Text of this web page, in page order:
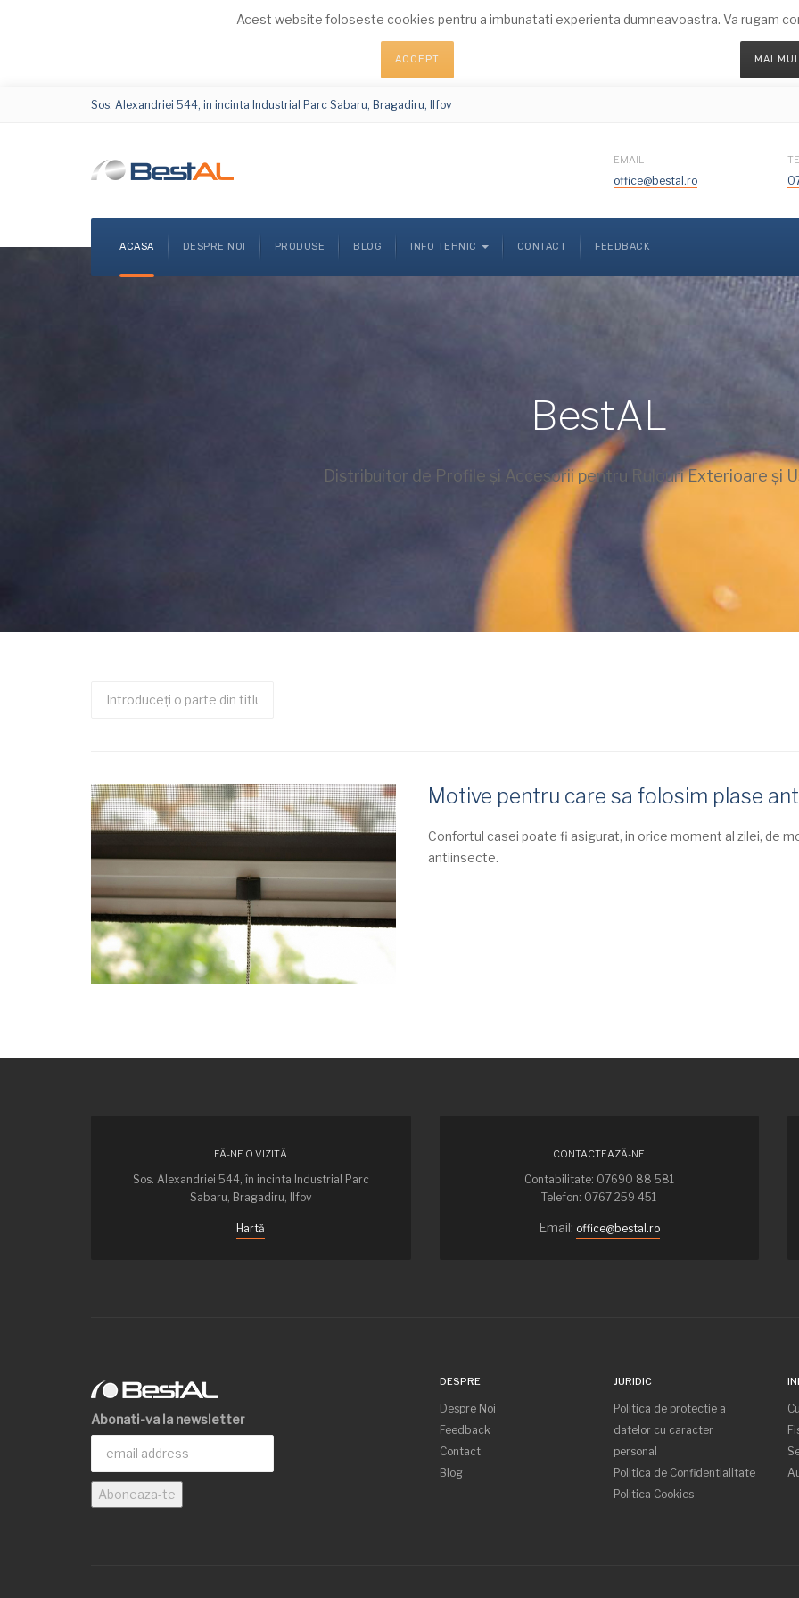
Acest website foloseste cookies pentru a imbunatati experienta dumneavoastra. Va rugam
ACCEPT MAI
Sos. Alexandriei 544, in incinta Industrial Parc Sabaru, Bragadiru, Ilfov
EMAIL
office@bestal.ro
ACASA DESPRE NOI PRODUSE BLOG INFO TEHNIC CONTACT FEEDBACK
BestAL
Distribuitor de Profile și Accesorii pentru Rulouri Exterioare și
Introduceți
Motive pentru care sa folosim plase
Confortul casei poate fi asigurat, in orice moment al zilei, de
antiinsecte.
FĂ-NE O VIZITĂ
Sos. Alexandriei 544, în incinta Industrial Parc
Sabaru, Bragadiru, Ilfov
Hartă
CONTACTEAZĂ-NE
Contabilitate: 07690 88 581
Telefon: 0767 259 451
Email: office@bestal.ro
Abonati-va la newsletter
DESPRE
Despre Noi
Feedback
Contact
Blog
JURIDIC
Politica de protectie a
datelor cu caracter
personal
Politica de Confidentialitate
Politica Cookies